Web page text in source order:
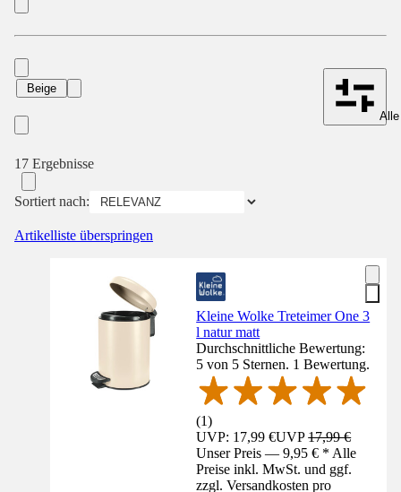
Beige
17 Ergebnisse
Sortiert nach:
Artikelliste überspringen
Kleine Wolke Treteimer One 3
l natur matt
Durchschnittliche Bewertung:
5 von 5 Sternen. 1 Bewertung.
(1)
UVP: 17,99 €UVP17,99 €
Unser Preis — 9,95 € * Alle
Preise inkl. MwSt. und ggf.
zzgl. Versandkosten pro